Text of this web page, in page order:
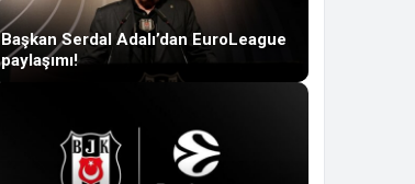
Başkan Serdal Adalı’dan EuroLeague
paylaşımı!